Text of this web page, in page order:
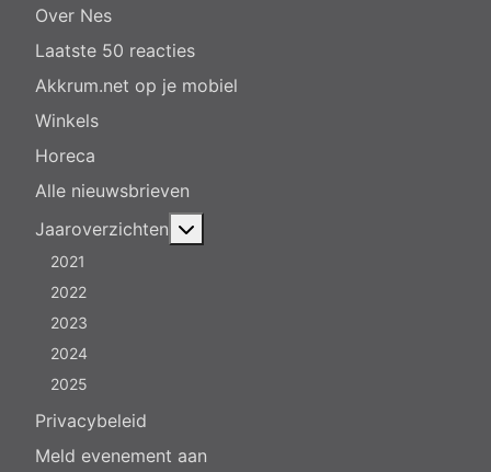
Over Nes
Laatste 50 reacties
Akkrum.net op je mobiel
Winkels
Horeca
Alle nieuwsbrieven
Jaaroverzichten
2021
2022
2023
2024
2025
Privacybeleid
Meld evenement aan